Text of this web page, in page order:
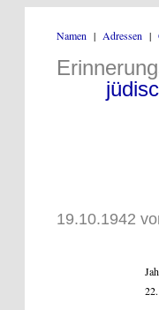
Namen | Adressen |
19.10.1942